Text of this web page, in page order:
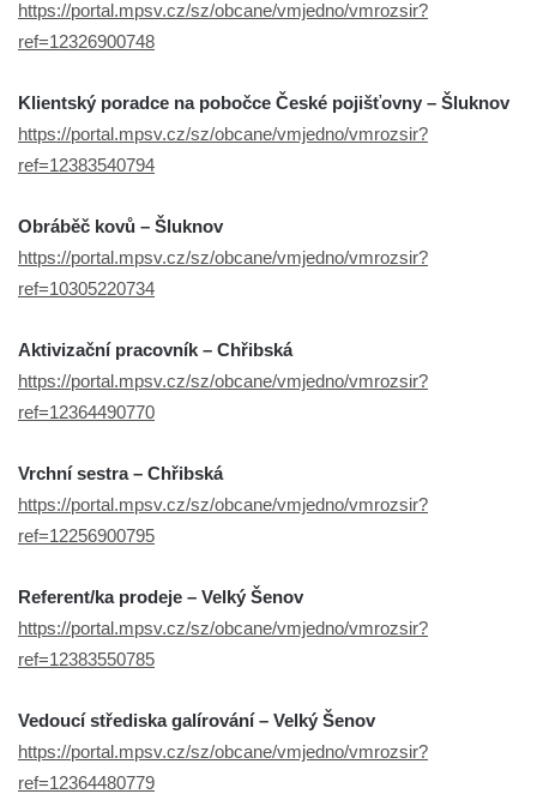
https://portal.mpsv.cz/sz/obcane/vmjedno/vmrozsir?
ref=12326900748
Klientský poradce na pobočce České pojišťovny – Šluknov
https://portal.mpsv.cz/sz/obcane/vmjedno/vmrozsir?
ref=12383540794
Obráběč kovů – Šluknov
https://portal.mpsv.cz/sz/obcane/vmjedno/vmrozsir?
ref=10305220734
Aktivizační pracovník – Chřibská
https://portal.mpsv.cz/sz/obcane/vmjedno/vmrozsir?
ref=12364490770
Vrchní sestra – Chřibská
https://portal.mpsv.cz/sz/obcane/vmjedno/vmrozsir?
ref=12256900795
Referent/ka prodeje – Velký Šenov
https://portal.mpsv.cz/sz/obcane/vmjedno/vmrozsir?
ref=12383550785
Vedoucí střediska galírování – Velký Šenov
https://portal.mpsv.cz/sz/obcane/vmjedno/vmrozsir?
ref=12364480779